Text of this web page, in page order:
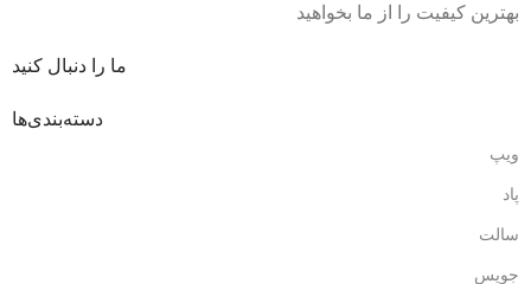
بهترین کیفیت را از ما بخواهید
ما را دنبال کنید
دسته‌بندی‌ها
ویپ
پاد
سالت
جویس